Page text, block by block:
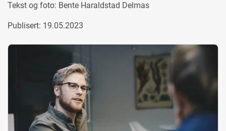
Tekst og foto: Bente Haraldstad Delmas
Publisert: 19.05.2023